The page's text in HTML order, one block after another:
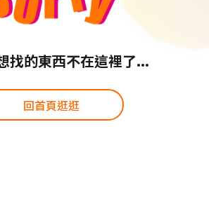
找的東西不在這裡了...
回首頁逛逛